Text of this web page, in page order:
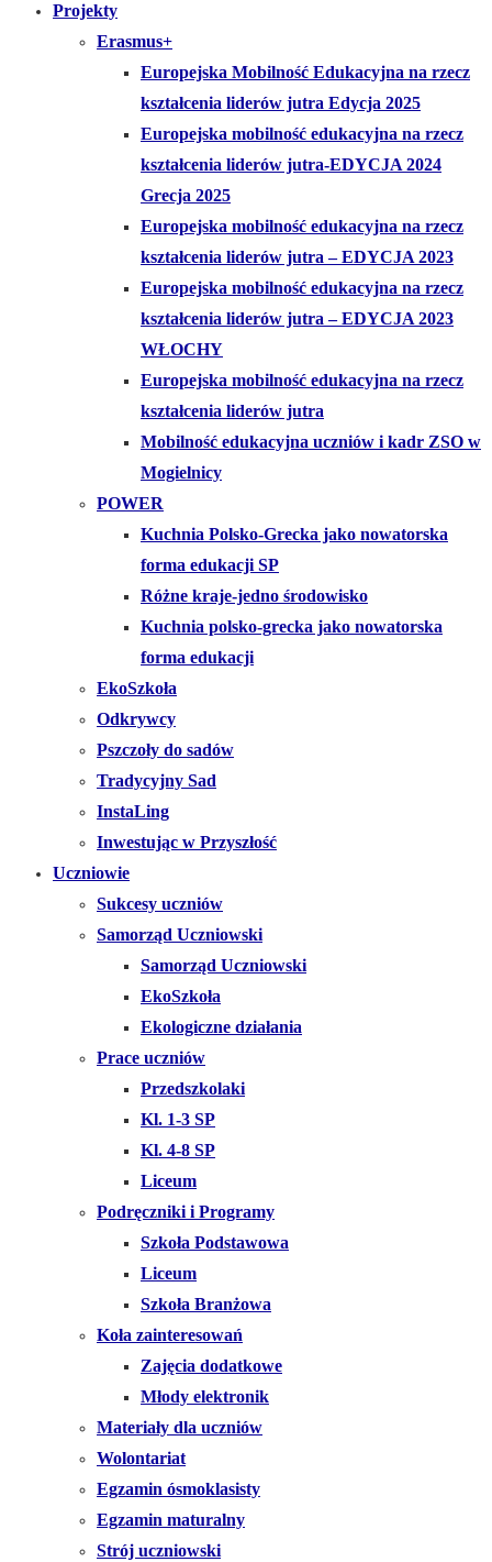
Projekty
Erasmus+
Europejska Mobilność Edukacyjna na rzecz
kształcenia liderów jutra Edycja 2025
Europejska mobilność edukacyjna na rzecz
kształcenia liderów jutra-EDYCJA 2024
Grecja 2025
Europejska mobilność edukacyjna na rzecz
kształcenia liderów jutra – EDYCJA 2023
Europejska mobilność edukacyjna na rzecz
kształcenia liderów jutra – EDYCJA 2023
WŁOCHY
Europejska mobilność edukacyjna na rzecz
kształcenia liderów jutra
Mobilność edukacyjna uczniów i kadr ZSO w
Mogielnicy
POWER
Kuchnia Polsko-Grecka jako nowatorska
forma edukacji SP
Różne kraje-jedno środowisko
Kuchnia polsko-grecka jako nowatorska
forma edukacji
EkoSzkoła
Odkrywcy
Pszczoły do sadów
Tradycyjny Sad
InstaLing
Inwestując w Przyszłość
Uczniowie
Sukcesy uczniów
Samorząd Uczniowski
Samorząd Uczniowski
EkoSzkoła
Ekologiczne działania
Prace uczniów
Przedszkolaki
Kl. 1-3 SP
Kl. 4-8 SP
Liceum
Podręczniki i Programy
Szkoła Podstawowa
Liceum
Szkoła Branżowa
Koła zainteresowań
Zajęcia dodatkowe
Młody elektronik
Materiały dla uczniów
Wolontariat
Egzamin ósmoklasisty
Egzamin maturalny
Strój uczniowski